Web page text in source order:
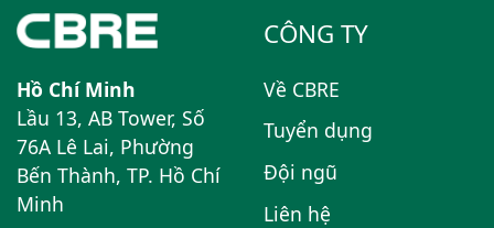
Hồ Chí Minh
Lầu 13, AB Tower, Số
76A Lê Lai, Phường
Bến Thành, TP. Hồ Chí
Minh
CÔNG TY
Về CBRE
Tuyển dụng
Đội ngũ
Liên hệ